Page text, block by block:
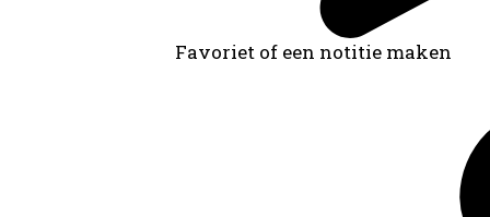
Favoriet of een notitie maken